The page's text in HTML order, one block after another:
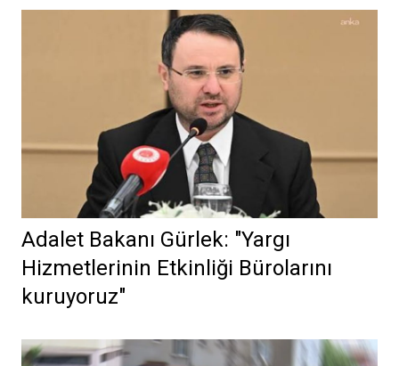
Adalet Bakanı Gürlek: "Yargı
Hizmetlerinin Etkinliği Bürolarını
kuruyoruz"